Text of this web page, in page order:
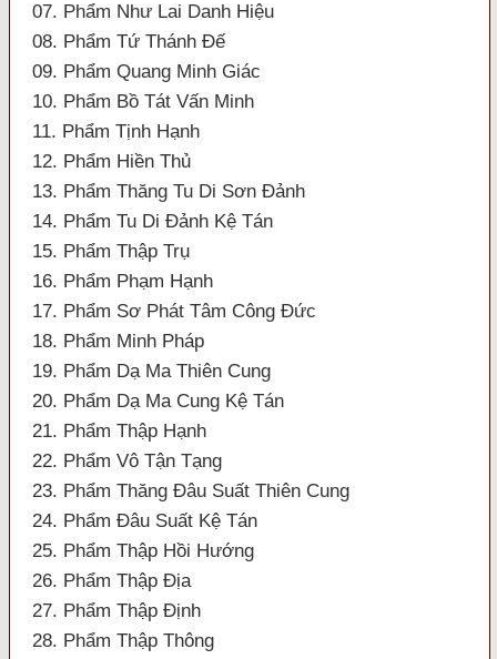
07. Phẩm Như Lai Danh Hiệu
08. Phẩm Tứ Thánh Đế
09. Phẩm Quang Minh Giác
10. Phẩm Bồ Tát Vấn Minh
11. Phẩm Tịnh Hạnh
12. Phẩm Hiền Thủ
13. Phẩm Thăng Tu Di Sơn Đảnh
14. Phẩm Tu Di Đảnh Kệ Tán
15. Phẩm Thập Trụ
16. Phẩm Phạm Hạnh
17. Phẩm Sơ Phát Tâm Công Đức
18. Phẩm Minh Pháp
19. Phẩm Dạ Ma Thiên Cung
20. Phẩm Dạ Ma Cung Kệ Tán
21. Phẩm Thập Hạnh
22. Phẩm Vô Tận Tạng
23. Phẩm Thăng Đâu Suất Thiên Cung
24. Phẩm Đâu Suất Kệ Tán
25. Phẩm Thập Hồi Hướng
26. Phẩm Thập Địa
27. Phẩm Thập Định
28. Phẩm Thập Thông